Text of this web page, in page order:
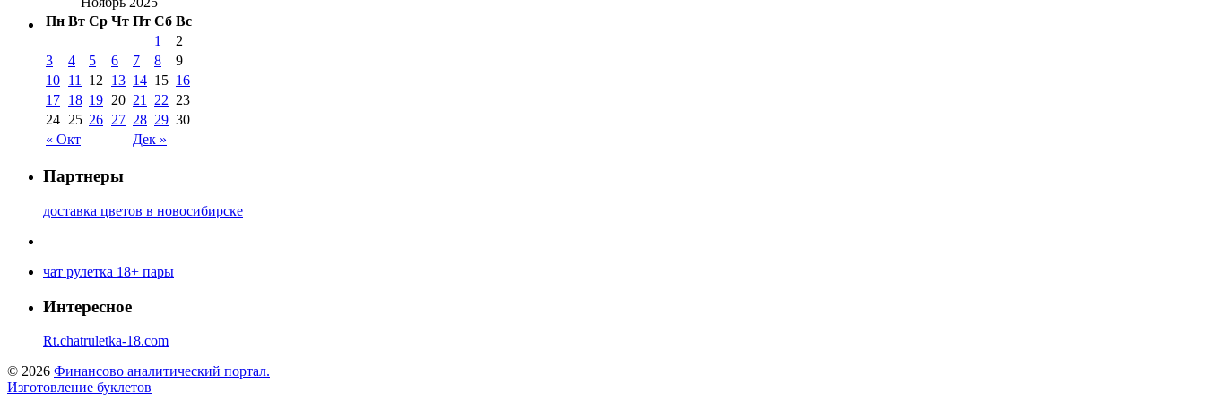
Пн Вт Ср Чт Пт Сб Вс
« Окт Дек »
1
2
3
4 5 6 7 8
9
10 11 12 13 14 15 16
17 18 19 20 21 22 23
24 25 26 27 28 29 30
Партнеры
доставка цветов в новосибирске
чат рулетка 18+ пары
Интересное
Rt.chatruletka-18.com
© 2026 Финансово аналитический портал.
Изготовление буклетов